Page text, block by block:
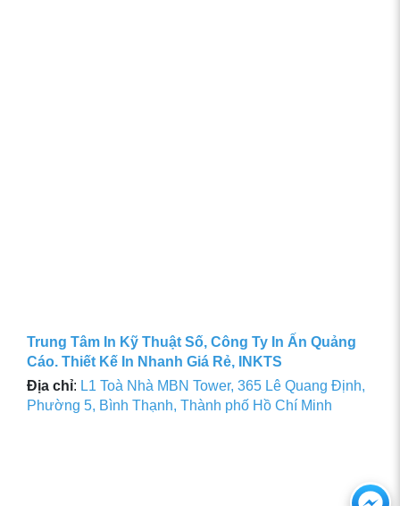
Trung Tâm In Kỹ Thuật Số, Công Ty In Ấn Quảng
Cáo. Thiết Kế In Nhanh Giá Rẻ, INKTS
Địa chỉ: L1 Toà Nhà MBN Tower, 365 Lê Quang Định,
Phường 5, Bình Thạnh, Thành phố Hồ Chí Minh